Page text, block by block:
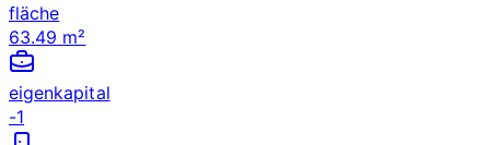
fläche
63.49 m²
eigenkapital
-1